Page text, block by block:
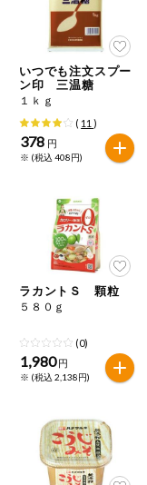
目的から探す
毎週自動お届け商品
毎週自動お届け商品
毎週自動お届け商品
いつでも注文（毎週企
コープしがのサービス
コープしがの情報サイ
ご利用ガイド
詰・瓶詰
調味料・だ
し・油・ルー
おやつ
飲料
酒・ノンアル
コール
切り花・仏花
ティッシュ・
トイレットペ
衛生・生理用
品
洗濯・バス・
トイレ用品
落花生
特定原材料に準ずるもの
アーモンド
キウイフルーツ
さけ さば
鶏肉 バ
マカダミアナッツ
アレルゲン情報は、
必ず商品パッケージ
いつでも注文スプー
ン印 三温糖
１ｋｇ
( 11 )
378 円
※ (税込 408円)
ラカントＳ 顆粒
５８０ｇ
(0)
1,980 円
※ (税込 2,138円)